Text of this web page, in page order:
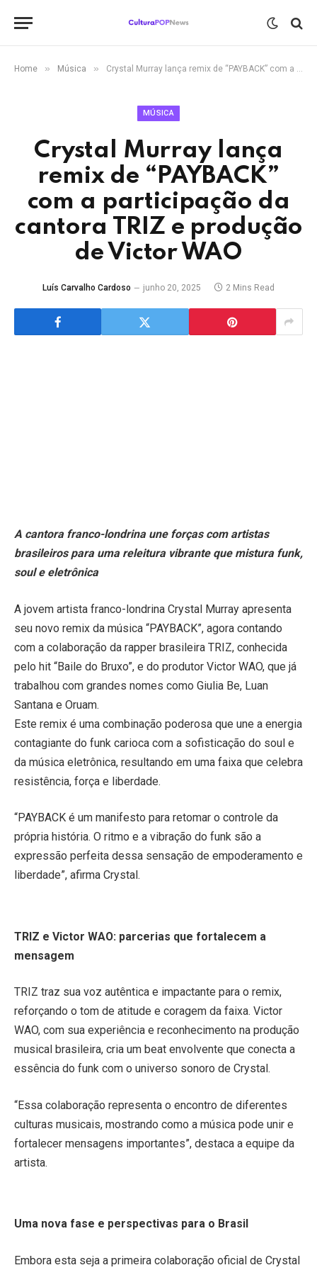
Home » Música » Crystal Murray lança remix de “PAYBACK” com a participação da cantora TRIZ e produção de Victor WAO
MÚSICA
Crystal Murray lança
remix de “PAYBACK”
com a participação da
cantora TRIZ e produção
de Victor WAO
Luís Carvalho Cardoso junho 20, 2025 2 Mins Read
A cantora franco-londrina une forças com artistas
brasileiros para uma releitura vibrante que mistura funk,
soul e eletrônica
A jovem artista franco-londrina Crystal Murray apresenta
seu novo remix da música “PAYBACK”, agora contando
com a colaboração da rapper brasileira TRIZ, conhecida
pelo hit “Baile do Bruxo”, e do produtor Victor WAO, que já
trabalhou com grandes nomes como Giulia Be, Luan
Santana e Oruam.
Este remix é uma combinação poderosa que une a energia
contagiante do funk carioca com a sofisticação do soul e
da música eletrônica, resultando em uma faixa que celebra
resistência, força e liberdade.
“PAYBACK é um manifesto para retomar o controle da
própria história. O ritmo e a vibração do funk são a
expressão perfeita dessa sensação de empoderamento e
liberdade”, afirma Crystal.
TRIZ e Victor WAO: parcerias que fortalecem a
mensagem
TRIZ traz sua voz autêntica e impactante para o remix,
reforçando o tom de atitude e coragem da faixa. Victor
WAO, com sua experiência e reconhecimento na produção
musical brasileira, cria um beat envolvente que conecta a
essência do funk com o universo sonoro de Crystal.
“Essa colaboração representa o encontro de diferentes
culturas musicais, mostrando como a música pode unir e
fortalecer mensagens importantes”, destaca a equipe da
artista.
Uma nova fase e perspectivas para o Brasil
Embora esta seja a primeira colaboração oficial de Crystal